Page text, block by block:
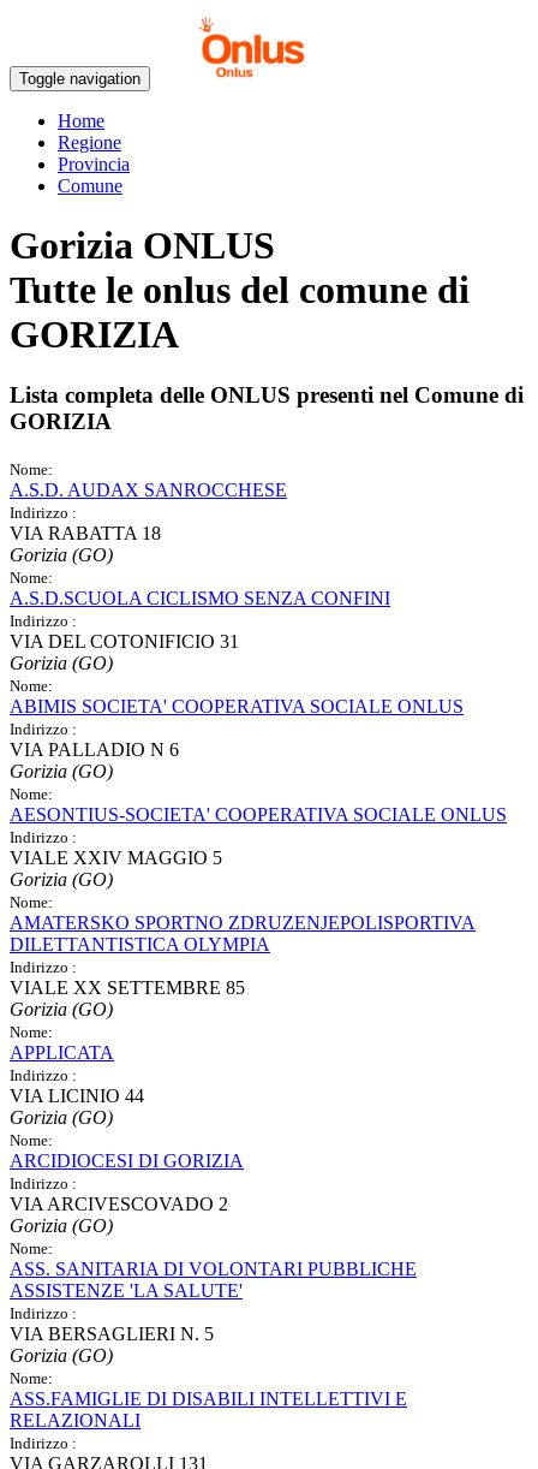
Toggle navigation
Home
Regione
Provincia
Comune
Gorizia ONLUS
Tutte le onlus del comune di
GORIZIA
Lista completa delle ONLUS presenti nel Comune di
GORIZIA
Nome:
A.S.D. AUDAX SANROCCHESE
Indirizzo :
VIA RABATTA 18
Gorizia (GO)
Nome:
A.S.D.SCUOLA CICLISMO SENZA CONFINI
Indirizzo :
VIA DEL COTONIFICIO 31
Gorizia (GO)
Nome:
ABIMIS SOCIETA' COOPERATIVA SOCIALE ONLUS
Indirizzo :
VIA PALLADIO N 6
Gorizia (GO)
Nome:
AESONTIUS-SOCIETA' COOPERATIVA SOCIALE ONLUS
Indirizzo :
VIALE XXIV MAGGIO 5
Gorizia (GO)
Nome:
AMATERSKO SPORTNO ZDRUZENJEPOLISPORTIVA
DILETTANTISTICA OLYMPIA
Indirizzo :
VIALE XX SETTEMBRE 85
Gorizia (GO)
Nome:
APPLICATA
Indirizzo :
VIA LICINIO 44
Gorizia (GO)
Nome:
ARCIDIOCESI DI GORIZIA
Indirizzo :
VIA ARCIVESCOVADO 2
Gorizia (GO)
Nome:
ASS. SANITARIA DI VOLONTARI PUBBLICHE
ASSISTENZE 'LA SALUTE'
Indirizzo :
VIA BERSAGLIERI N. 5
Gorizia (GO)
Nome:
ASS.FAMIGLIE DI DISABILI INTELLETTIVI E
RELAZIONALI
Indirizzo :
VIA GARZAROLLI 131